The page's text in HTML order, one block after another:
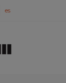
es